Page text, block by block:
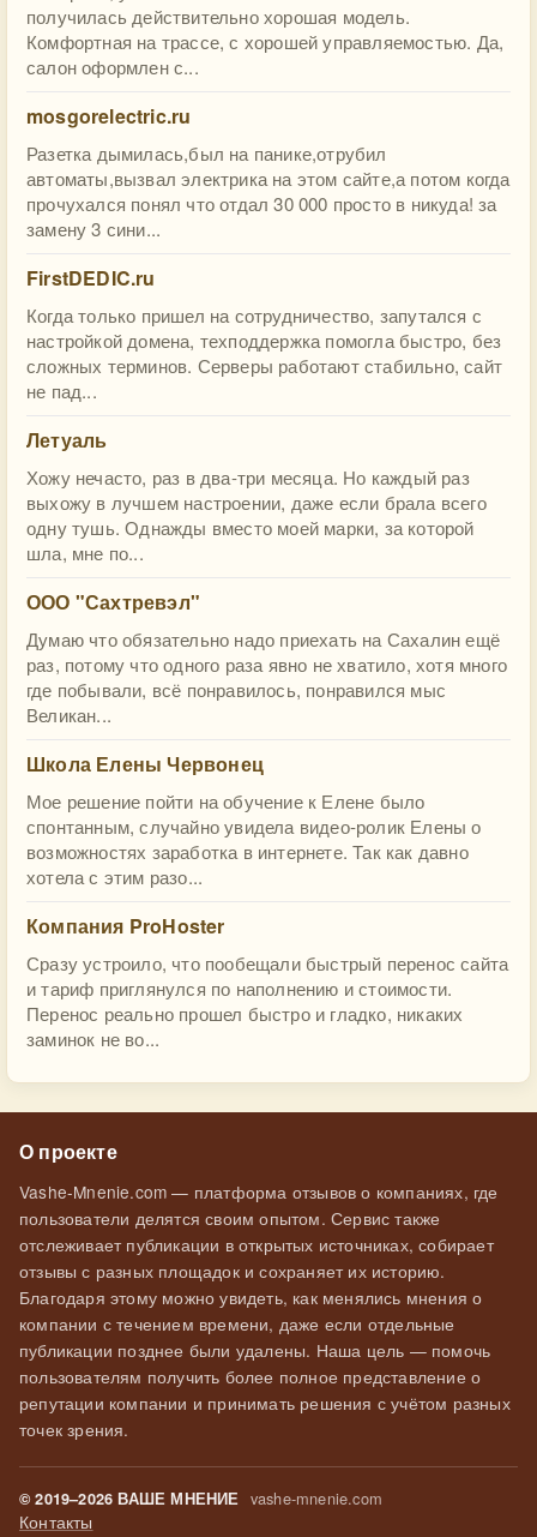
получилась действительно хорошая модель.
Комфортная на трассе, с хорошей управляемостью. Да,
салон оформлен с...
mosgorelectric.ru
Разетка дымилась,был на панике,отрубил
автоматы,вызвал электрика на этом сайте,а потом когда
прочухался понял что отдал 30 000 просто в никуда! за
замену 3 сини...
FirstDEDIC.ru
Когда только пришел на сотрудничество, запутался с
настройкой домена, техподдержка помогла быстро, без
сложных терминов. Серверы работают стабильно, сайт
не пад...
Летуаль
Хожу нечасто, раз в два-три месяца. Но каждый раз
выхожу в лучшем настроении, даже если брала всего
одну тушь. Однажды вместо моей марки, за которой
шла, мне по...
ООО "Сахтревэл"
Думаю что обязательно надо приехать на Сахалин ещё
раз, потому что одного раза явно не хватило, хотя много
где побывали, всё понравилось, понравился мыс
Великан...
Школа Елены Червонец
Мое решение пойти на обучение к Елене было
спонтанным, случайно увидела видео-ролик Елены о
возможностях заработка в интернете. Так как давно
хотела с этим разо...
Компания ProHoster
Сразу устроило, что пообещали быстрый перенос сайта
и тариф приглянулся по наполнению и стоимости.
Перенос реально прошел быстро и гладко, никаких
заминок не во...
О проекте
Vashe-Mnenie.com — платформа отзывов о компаниях, где
пользователи делятся своим опытом. Сервис также
отслеживает публикации в открытых источниках, собирает
отзывы с разных площадок и сохраняет их историю.
Благодаря этому можно увидеть, как менялись мнения о
компании с течением времени, даже если отдельные
публикации позднее были удалены. Наша цель — помочь
пользователям получить более полное представление о
репутации компании и принимать решения с учётом разных
точек зрения.
© 2019–2026 ВАШЕ МНЕНИЕ vashe-mnenie.com
Контакты